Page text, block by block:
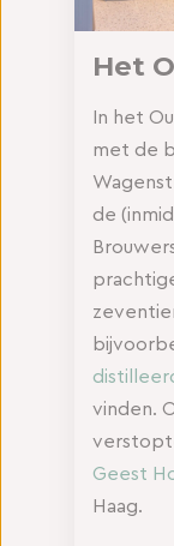
Het
In het
met de
de
vinden.
Geest
Haag.